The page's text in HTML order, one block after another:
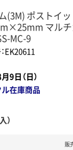
(3M) ポストイ
マルチ
MC-9
EK20611
9日（日）
在庫商品
）
販